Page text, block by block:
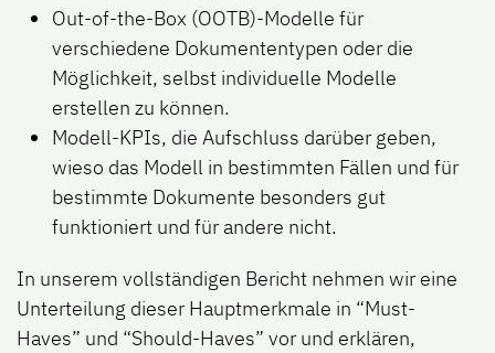
Out-of-the-Box (OOTB)-Modelle für
verschiedene Dokumententypen oder die
Möglichkeit, selbst individuelle Modelle
erstellen zu können.
Modell-KPIs, die Aufschluss darüber geben,
wieso das Modell in bestimmten Fällen und für
bestimmte Dokumente besonders gut
funktioniert und für andere nicht.
In unserem vollständigen Bericht nehmen wir eine
Unterteilung dieser Hauptmerkmale in “Must-
Haves” und “Should-Haves” vor und erklären,